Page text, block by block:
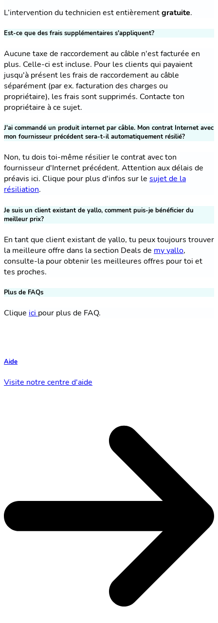
L’intervention du technicien est entièrementgratuite.
Est-ce que des frais supplémentaires s'appliquent?
Aucune taxe de raccordement au câble n'est facturée en
plus. Celle-ci est incluse. Pour les clients qui payaient
jusqu'à présent les frais de raccordement au câble
séparément (par ex. facturation des charges ou
propriétaire), les frais sont supprimés. Contacte ton
propriétaire à ce sujet.
J'ai commandé un produit internet par câble. Mon contrat Internet avec
mon fournisseur précédent sera-t-il automatiquement résilié?
Non, tu dois toi-même résilier le contrat avec ton
fournisseur d'Internet précédent. Attention aux délais de
préavis ici. Clique pour plus d'infos sur le sujet de la
résiliation.
Je suis un client existant de yallo, comment puis-je bénéficier du
meilleur prix?
En tant que client existant de yallo, tu peux toujours trouver
la meilleure offre dans la section Deals de my yallo,
consulte-la pour obtenir les meilleures offres pour toi et
tes proches.
Plus de FAQs
Clique ici pour plus de FAQ.
Aide
Visite notre centre d'aide